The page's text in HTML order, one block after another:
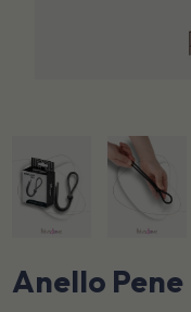
Anello